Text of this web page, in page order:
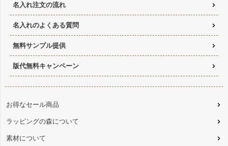
名入れ注文の流れ
名入れのよくある質問
無料サンプル提供
版代無料キャンペーン
お得なセール商品
ラッピングの森について
素材について